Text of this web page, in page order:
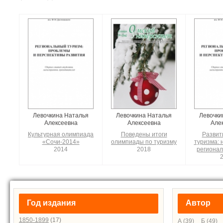
Левочкина Наталья
Алексеевна
Культурная олимпиада
«Сочи-2014»
2014
Левочкина Наталья
Алексеевна
Поведены итоги
олимпиады по туризму
2018
туризма:
Год издания
1850-1899 (17)
Автор
А (39) Б(49)